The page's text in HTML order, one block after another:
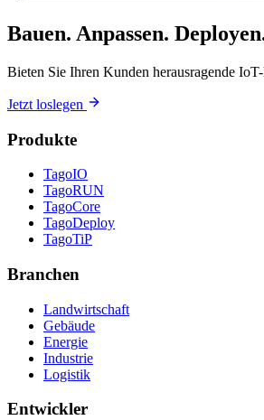
Bauen. Anpassen.
Bieten Sie Ihren Kunden herausragende
Jetzt loslegen
Produkte
TagoIO
TagoRUN
TagoCore
TagoDeploy
TagoTiP
Branchen
Landwirtschaft
Gebäude
Energie
Industrie
Logistik
Entwickler